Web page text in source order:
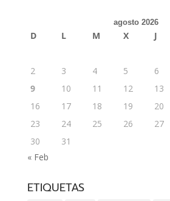
agosto 2026
D L M X J
2
3 4 5 6
9
10 11 12 13
16
17 18 19 20
23
24 25 26 27
30
31
« Feb
ETIQUETAS